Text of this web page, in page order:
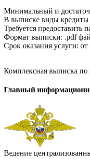
Минимальный и
В выписке виды кредиты
Требуется предоставить
Формат выписки: .pdf
Срок оказания услуги: от
Комплексная выписка
Главный
Ведение